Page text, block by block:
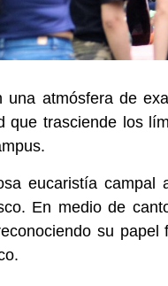
una atmósfera de
que trasciende los
eucaristía
En medio de
su